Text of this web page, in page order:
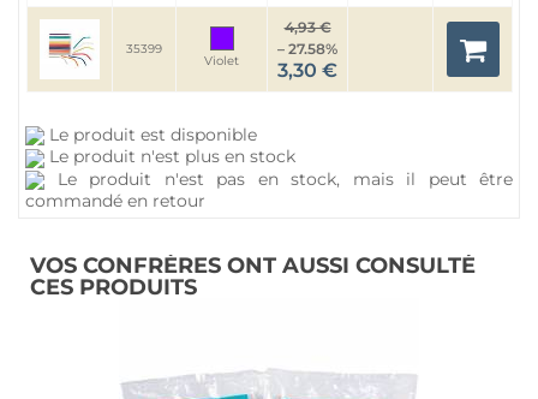
35399
Violet
4,93 €
– 27.58%
3,30 €
Le produit est disponible
Le produit n'est plus en stock
Le produit n'est pas en stock, mais il peut être
commandé en retour
VOS CONFRÈRES ONT AUSSI CONSULTÉ
CES PRODUITS